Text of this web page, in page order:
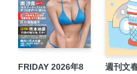
FRIDAY 2026年8
週刊文